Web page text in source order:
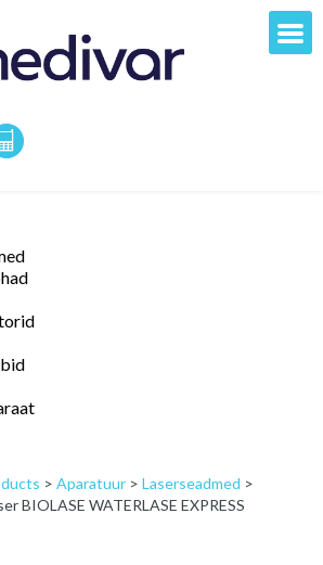
> Aparatuur > Laserseadmed >
BIOLASE WATERLASE EXPRESS